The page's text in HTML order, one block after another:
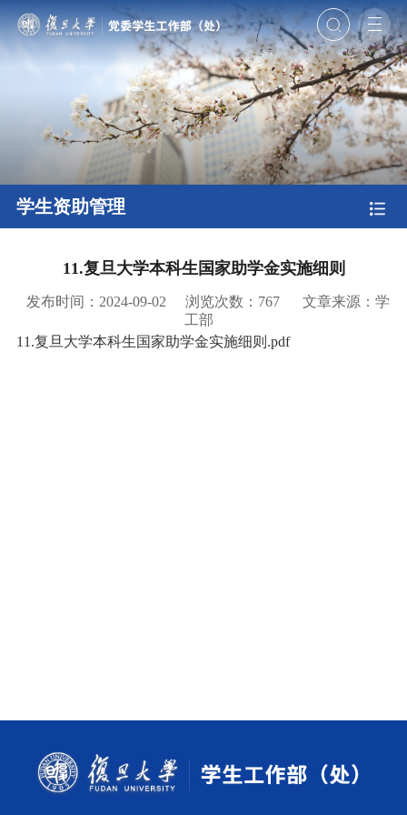
学生资助管理
11.复旦大学本科生国家助学金实施细则
发布时间：2024-09-02 浏览次数： 767
文章来源：学
工部
11.复旦大学本科生国家助学金实施细则.pdf